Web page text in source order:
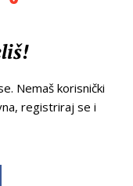
Nemaš korisnički
registriraj se i